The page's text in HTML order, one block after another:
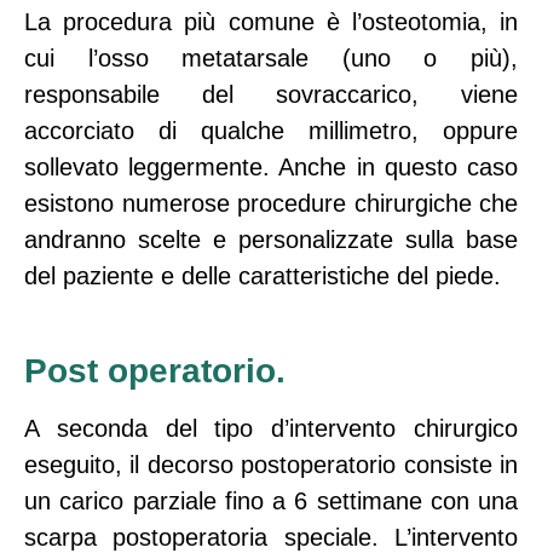
La procedura più comune è l’osteotomia, in
cui l’osso metatarsale (uno o più),
responsabile del sovraccarico, viene
accorciato di qualche millimetro, oppure
sollevato leggermente. Anche in questo caso
esistono numerose procedure chirurgiche che
andranno scelte e personalizzate sulla base
del paziente e delle caratteristiche del piede.
Post operatorio.
A seconda del tipo d’intervento chirurgico
eseguito, il decorso postoperatorio consiste in
un carico parziale fino a 6 settimane con una
scarpa postoperatoria speciale. L’intervento